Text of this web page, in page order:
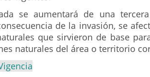
se aumentará de una
de la invasión, se
que sirvieron de base
naturales del área o territorio